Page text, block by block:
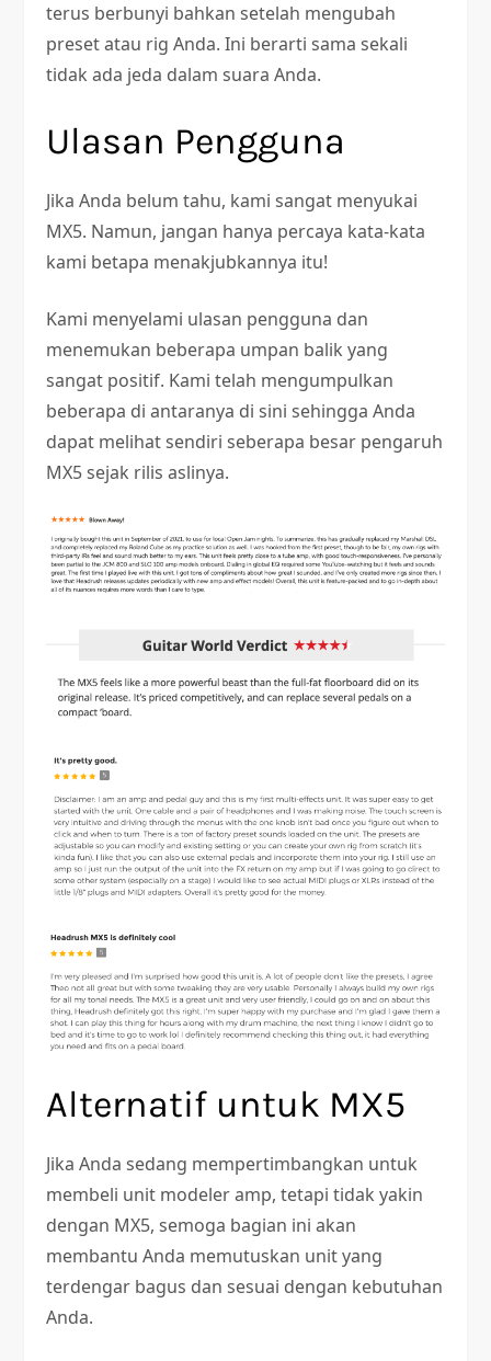
terus berbunyi bahkan setelah mengubah
preset atau rig Anda. Ini berarti sama sekali
tidak ada jeda dalam suara Anda.
Ulasan Pengguna
Jika Anda belum tahu, kami sangat menyukai
MX5. Namun, jangan hanya percaya kata-kata
kami betapa menakjubkannya itu!
Kami menyelami ulasan pengguna dan
menemukan beberapa umpan balik yang
sangat positif. Kami telah mengumpulkan
beberapa di antaranya di sini sehingga Anda
dapat melihat sendiri seberapa besar pengaruh
MX5 sejak rilis aslinya.
Alternatif untuk MX5
Jika Anda sedang mempertimbangkan untuk
membeli unit modeler amp, tetapi tidak yakin
dengan MX5, semoga bagian ini akan
membantu Anda memutuskan unit yang
terdengar bagus dan sesuai dengan kebutuhan
Anda.